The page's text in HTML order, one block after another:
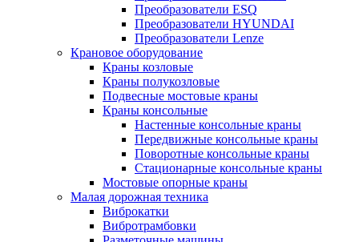
Преобразователи ESQ
Преобразователи HYUNDAI
Преобразователи Lenze
Крановое оборудование
Краны козловые
Краны полукозловые
Подвесные мостовые краны
Краны консольные
Настенные консольные краны
Передвижные консольные краны
Поворотные консольные краны
Стационарные консольные краны
Мостовые опорные краны
Малая дорожная техника
Виброкатки
Вибротрамбовки